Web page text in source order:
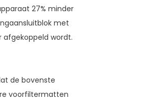
27% minder
met
wordt.
de bovenste
voorfiltermatten